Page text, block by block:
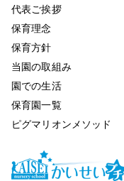
代表ご挨拶
保育理念
保育方針
当園の取組み
園での生活
保育園一覧
ピグマリオンメソッド